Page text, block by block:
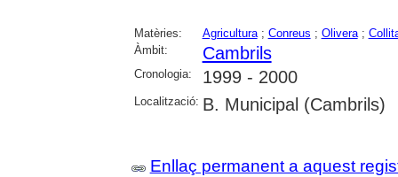
Matèries: Agricultura; Conreus ; Olivera;
Àmbit:
Cambrils
Cronologia: 1999 - 2000
Localització: B. Municipal (Cambrils)
Enllaç permanent a aquest